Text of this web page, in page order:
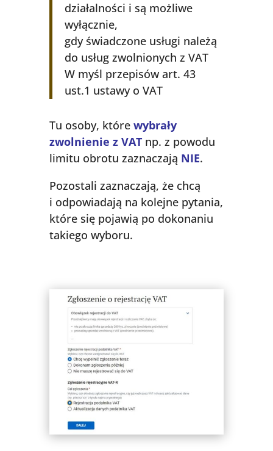
działalności i są możliwe
wyłącznie,
gdy świadczone usługi należą
do usług zwolnionych z VAT
W myśl przepisów art. 43
ust.1 ustawy o VAT
Tu osoby, które wybrały
zwolnienie z VATnp. z powodu
limitu obrotu zaznaczają NIE.
Pozostali zaznaczają, że chcą
i odpowiadają na kolejne pytania,
które się pojawią po dokonaniu
takiego wyboru.